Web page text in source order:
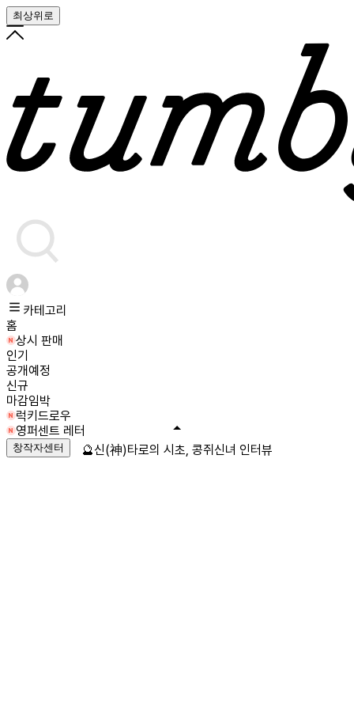
최상위로
카테고리
홈
상시 판매
인기
공개예정
신규
마감임박
럭키드로우
영퍼센트 레터
창작자센터 🔮신(神)타로의 시초, 콩쥐신녀 인터뷰